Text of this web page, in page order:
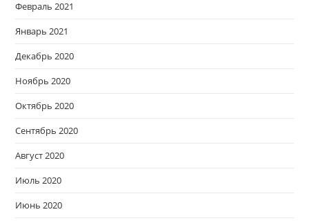
Февраль 2021
Январь 2021
Декабрь 2020
Ноябрь 2020
Октябрь 2020
Сентябрь 2020
Август 2020
Июль 2020
Июнь 2020